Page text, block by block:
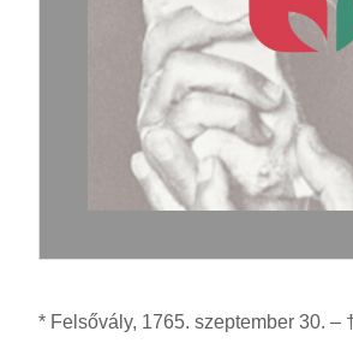
* Felsővály, 1765. szeptember 30. –